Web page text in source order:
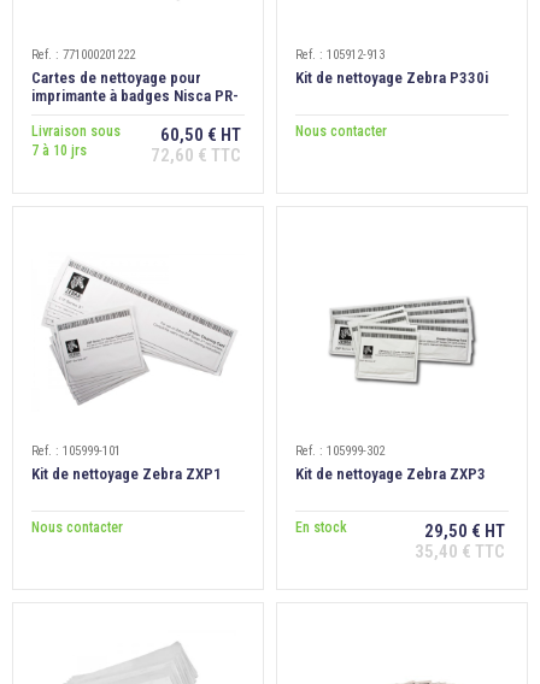
Ref. : 771000201222
Cartes de nettoyage pour
imprimante à badges Nisca PR-
Livraison sous
7 à 10 jrs
60,50 € HT
72,60 € TTC
Ref. : 105912-913
Kit de nettoyage Zebra P330i
Nous contacter
Ref. : 105999-101
Kit de nettoyage Zebra ZXP1
Nous contacter
Ref. : 105999-302
Kit de nettoyage Zebra ZXP3
En stock
29,50 € HT
35,40 € TTC